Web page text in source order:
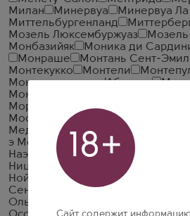
Милан
Минервуа Минервуа
Миттельбургенланд
Мозель Люксембуржуаз
Монбазийяк
Моника ди
Монраше
Монтань Сент-
Монтекукко
Монтели
Монтепульчано д'Абруццо
Монтеррей
Моргон
Море-Сен-Дени
Москато д'Асти
Мукузани
Медок
Мурсия Мюзиньи
э Мен
Наварра Напа Каунти
Наэ
Неббиоло д'Альба
Ницца
Новороссийск
Нойзидлерзее
Норд Коаст
Сен-Жорж
О-Медок
Ольтрепо Павезе
18+
Сайт содержит